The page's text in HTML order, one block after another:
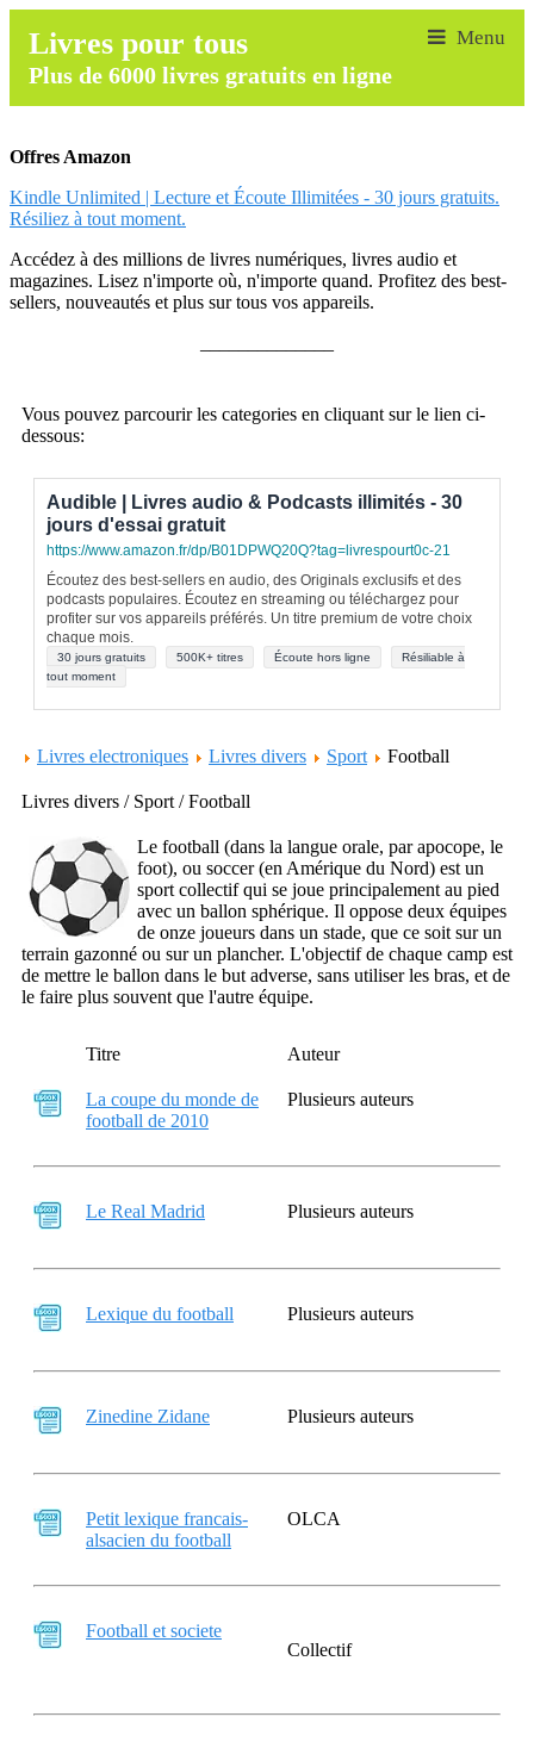
Livres pour tous
Plus de 6000 livres gratuits en ligne
Offres Amazon
Kindle Unlimited | Lecture et Écoute Illimitées - 30 jours gratuits.
Résiliez à tout moment.
Accédez à des millions de livres numériques, livres audio et
magazines. Lisez n'importe où, n'importe quand. Profitez des best-
sellers, nouveautés et plus sur tous vos appareils.
Vous pouvez parcourir les categories en cliquant sur le lien ci-
dessous:
Audible | Livres audio & Podcasts illimités - 30
jours d'essai gratuit
https://www.amazon.fr/dp/B01DPWQ20Q?tag=livrespourt0c-21
Écoutez des best-sellers en audio, des Originals exclusifs et des
podcasts populaires. Écoutez en streaming ou téléchargez pour
profiter sur vos appareils préférés. Un titre premium de votre choix
chaque mois.
30 jours gratuits 500K+ titres Écoute hors ligne
Résiliable à
tout moment
Livres electroniques Livres divers Sport Football
Livres divers / Sport / Football
Le football (dans la langue orale, par apocope, le
foot), ou soccer (en Amérique du Nord) est un
sport collectif qui se joue principalement au pied
avec un ballon sphérique. Il oppose deux équipes
de onze joueurs dans un stade, que ce soit sur un
terrain gazonné ou sur un plancher. L'objectif de chaque camp est
de mettre le ballon dans le but adverse, sans utiliser les bras, et de
le faire plus souvent que l'autre équipe.
Titre Auteur
La coupe du monde de
football de 2010
Plusieurs auteurs
Le Real Madrid Plusieurs auteurs
Lexique du football Plusieurs auteurs
Zinedine Zidane Plusieurs auteurs
Petit lexique francais-
alsacien du football
OLCA
Football et societe
Collectif